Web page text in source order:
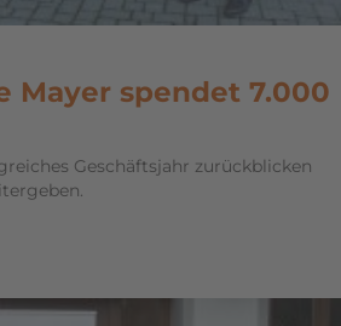
Mayer spendet 7.000
Geschäftsjahr zurückblicken